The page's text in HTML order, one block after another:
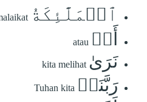
ٱلۡمَلَٰٓئِكَةُ
أَوۡ atau
نَرَىٰ kita melihat
رَبَّنَاۗ Tuhan kita